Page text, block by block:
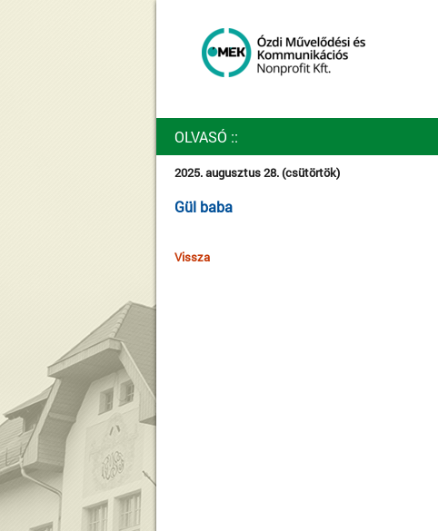
OLVASÓ ::
2025. augusztus 28. (csütörtök)
Gül baba
Vissza